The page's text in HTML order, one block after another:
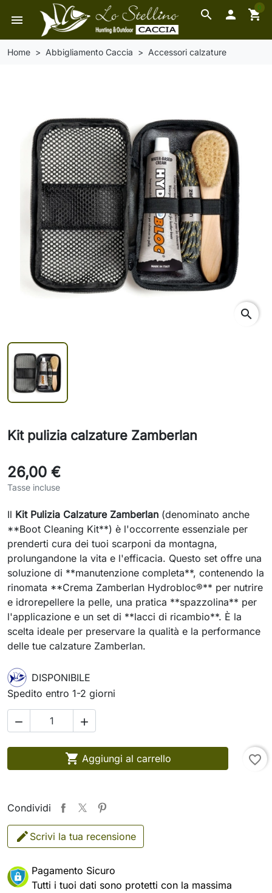
search
menu  shopping_cart
0
Home Abbigliamento Caccia Accessori calzature
search
Kit pulizia calzature Zamberlan
26,00 €
Tasse incluse
Il Kit Pulizia Calzature Zamberlan (denominato anche
**Boot Cleaning Kit**) è l'occorrente essenziale per
prenderti cura dei tuoi scarponi da montagna,
prolungandone la vita e l'efficacia. Questo set offre una
soluzione di **manutenzione completa**, contenendo la
rinomata **Crema Zamberlan Hydrobloc®** per nutrire
e idrorepellere la pelle, una pratica **spazzolina** per
l'applicazione e un set di **lacci di ricambio**. È la
scelta ideale per preservare la qualità e la performance
delle tue calzature Zamberlan.
DISPONIBILE
Spedito entro 1-2 giorni
 
 Aggiungi al carrello favorite_border
Condividi
Scrivi la tua recensione
Pagamento Sicuro
Tutti i tuoi dati sono protetti con la massima